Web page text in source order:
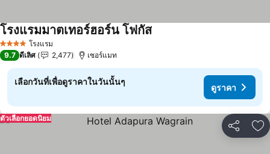
4 ดาว โรงแรม
โรงแรมมาตเทอร์ฮอร์น โฟกัส
9.7 ดีเลิศ 2,477 เซอร์แมท
เลือกวันที่เพื่อดูราคาในวันนั้นๆ
ดูราคา
แชร์ เ
ตัวเลือกยอดนิยม